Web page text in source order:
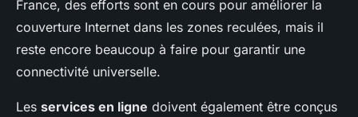
France, des efforts sont en cours pour améliorer la
couverture Internet dans les zones reculées, mais il
reste encore beaucoup à faire pour garantir une
connectivité universelle.
Les services en ligne doivent également être conçus